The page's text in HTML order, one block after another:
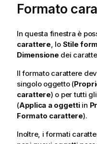
Formato
In questa finestra è
carattere , lo Stile
Dimensione dei
Il formato carattere
singolo oggetto (
carattere) o per tutti
(Applica a oggettiin
Formato carattere).
Inoltre, i formati